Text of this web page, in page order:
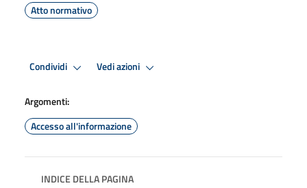
Atto normativo
Condividi Vedi azioni
Argomenti:
Accesso all'informazione
INDICE DELLA PAGINA